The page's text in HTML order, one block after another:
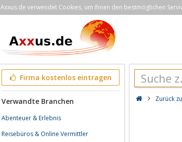
Axxus.de verwendet Cookies, um Ihnen den bestmöglichen
Firma kostenlos eintragen
Verwandte Branchen
Abenteuer & Erlebnis
Reisebüros & Online Vermittler
Zurück